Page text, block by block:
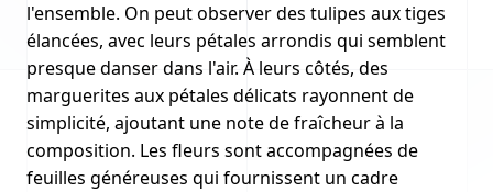
l'ensemble. On peut observer des tulipes aux tiges
élancées, avec leurs pétales arrondis qui semblent
presque danser dans l'air. À leurs côtés, des
marguerites aux pétales délicats rayonnent de
simplicité, ajoutant une note de fraîcheur à la
composition. Les fleurs sont accompagnées de
feuilles généreuses qui fournissent un cadre